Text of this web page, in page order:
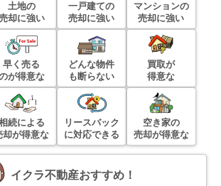
土地の
却に強い
一戸建ての
売却に強い
マンションの
売却に強い
早く売る
が得意な
どんな物件
も断らない
買取が
得意な
続による
却が得意な
リースバック
に対応できる
空き家の
売却が得意な
イクラ不動産おすすめ！